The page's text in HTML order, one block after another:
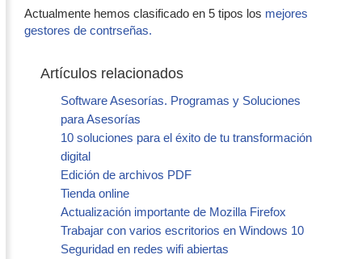
Actualmente hemos clasificado en 5 tipos los mejores
gestores de contrseñas.
Artículos relacionados
Software Asesorías. Programas y Soluciones
para Asesorías
10 soluciones para el éxito de tu transformación
digital
Edición de archivos PDF
Tienda online
Actualización importante de Mozilla Firefox
Trabajar con varios escritorios en Windows 10
Seguridad en redes wifi abiertas